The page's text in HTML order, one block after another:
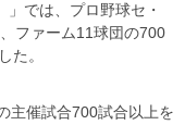
では、プロ野球セ・
ファーム11球団の700
た。
主催試合700試合以上を